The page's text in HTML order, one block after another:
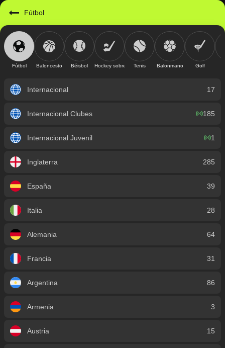
Fútbol
Fútbol Baloncesto Béisbol Hockey sobre hieloTenis Balonmano Golf
Internacional 17
Internacional Clubes 185
Internacional Juvenil 1
Inglaterra 285
España 39
Italia 28
Alemania 64
Francia 31
Argentina 86
Armenia 3
Austria 15
https://mobile.geniusbet.sv/sport/detail/futbol?id=1